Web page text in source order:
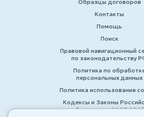
Образцы договоров
Контакты
Помощь
Поиск
Правовой навигационный
по законодательству
Политика по
персональных данных
Политика использования
Кодексы и Законы
Федерации 2007-2026